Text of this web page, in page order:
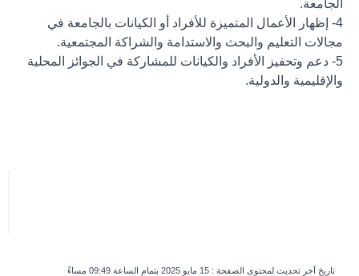
الجامعة.
4- إظهار الأعمال المتميزة للأفراد أو الكيانات بالجامعة في
مجالات التعليم والبحث والاستدامة والشراكة المجتمعية.
5- دعم وتحفيز الأفراد والكيانات للمشاركة في الجوائز المحلية
والإقليمية والدولية.
تاريخ آخر تحديث لمحتوى الصفحة : 15 مايو 2025 بتمام الساعة 09:49 مساءً